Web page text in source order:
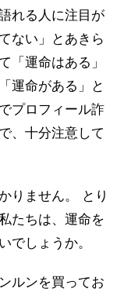
れる人に注目が
ない」とあきら
「運命はある」
運命がある」と
プロフィール詐
、十分注意して
りません。 とり
たちは、運命を
でしょうか。
ルンを買ってお